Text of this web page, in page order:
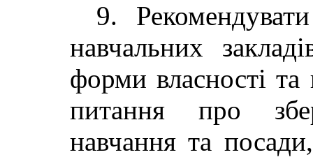
9.
навчальних
форми власності
питання про
навчання та